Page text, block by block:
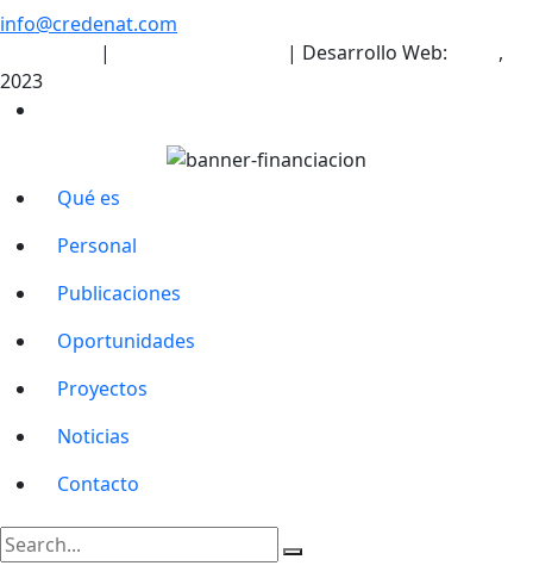
info@credenat.com
| | Desarrollo Web:
,
2023
Qué es
Personal
Publicaciones
Oportunidades
Proyectos
Noticias
Contacto